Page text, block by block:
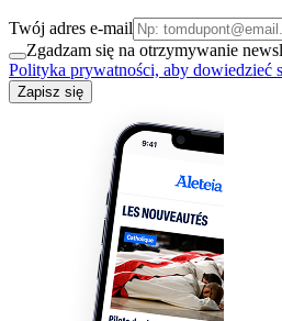
Twój adres e-mail
Zgadzam się na otrzymywanie
Polityka prywatności, aby dowiedzieć
Zapisz się